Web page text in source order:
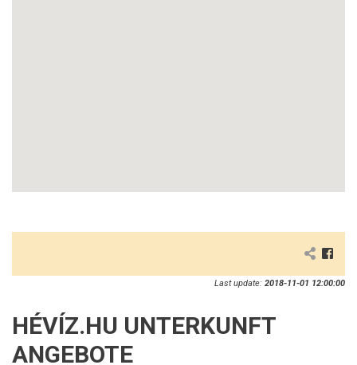
Last update: 2018-11-01 12:00:00
HÉVÍZ.HU UNTERKUNFT
ANGEBOTE